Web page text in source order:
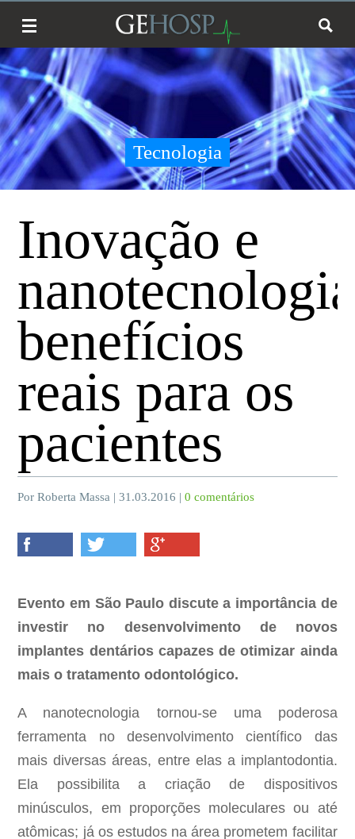
Tecnologia
Inovação e
benefícios
reais para os
pacientes
Por Roberta Massa | 31.03.2016 |0 comentários
Evento em São Paulo discute a importância de
investir no desenvolvimento de novos
implantes dentários capazes de otimizar ainda
mais o tratamento odontológico.
A nanotecnologia tornou-se uma poderosa
ferramenta no desenvolvimento científico das
mais diversas áreas, entre elas a implantodontia.
Ela possibilita a criação de dispositivos
minúsculos, em proporções moleculares ou até
atômicas; já os estudos na área prometem facilitar